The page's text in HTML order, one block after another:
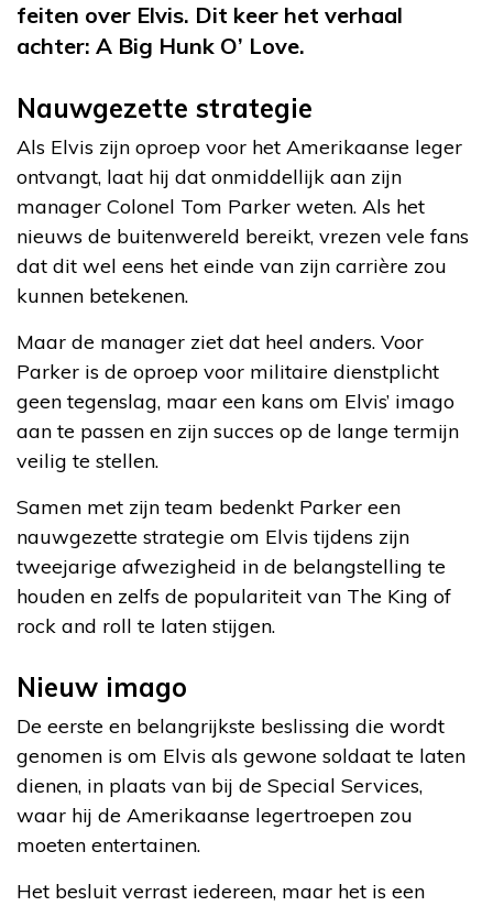
feiten over Elvis. Dit keer het verhaal
achter: A Big Hunk O’ Love.
Nauwgezette strategie
Als Elvis zijn oproep voor het Amerikaanse leger
ontvangt, laat hij dat onmiddellijk aan zijn
manager Colonel Tom Parker weten. Als het
nieuws de buitenwereld bereikt, vrezen vele fans
dat dit wel eens het einde van zijn carrière zou
kunnen betekenen.
Maar de manager ziet dat heel anders. Voor
Parker is de oproep voor militaire dienstplicht
geen tegenslag, maar een kans om Elvis’ imago
aan te passen en zijn succes op de lange termijn
veilig te stellen.
Samen met zijn team bedenkt Parker een
nauwgezette strategie om Elvis tijdens zijn
tweejarige afwezigheid in de belangstelling te
houden en zelfs de populariteit van The King of
rock and roll te laten stijgen.
Nieuw imago
De eerste en belangrijkste beslissing die wordt
genomen is om Elvis als gewone soldaat te laten
dienen, in plaats van bij de Special Services,
waar hij de Amerikaanse legertroepen zou
moeten entertainen.
Het besluit verrast iedereen, maar het is een